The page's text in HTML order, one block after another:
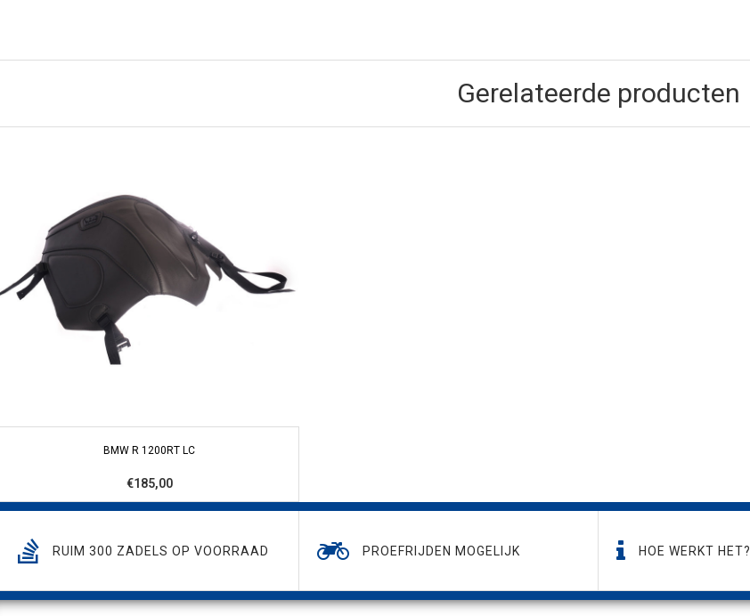
Gerelateerde producten
BMW R 1200RT LC
€185,00
RUIM 300 ZADELS OP VOORRAAD PROEFRIJDEN MOGELIJK HOE WERKT HET?